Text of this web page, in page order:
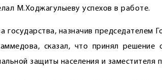
М.Ходжагулыеву успехов в работе.
государства, назначив председателем
сказал, что принял
защиты населения и заместителя